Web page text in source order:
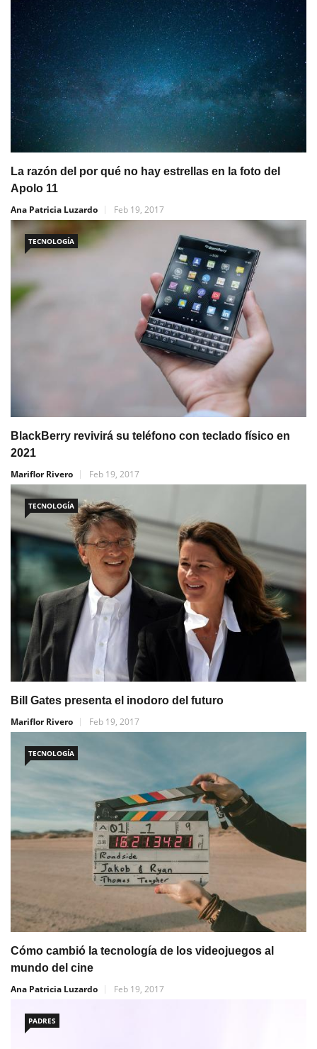
La razón del por qué no hay estrellas en la foto del
Apolo 11
Ana Patricia Luzardo
Feb 19, 2017
TECNOLOGÍA
BlackBerry revivirá su teléfono con teclado físico en
2021
Mariflor Rivero
Feb 19, 2017
TECNOLOGÍA
Bill Gates presenta el inodoro del futuro
Mariflor Rivero
Feb 19, 2017
TECNOLOGÍA
Cómo cambió la tecnología de los videojuegos al
mundo del cine
Ana Patricia Luzardo
Feb 19, 2017
PADRES